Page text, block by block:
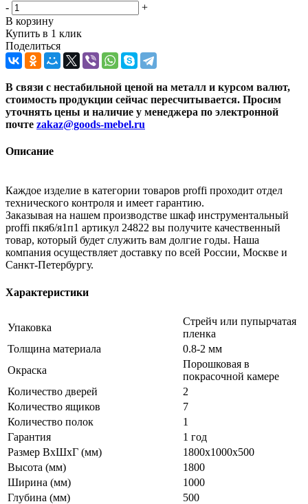
-
+
В корзину
Купить в 1 клик
Поделиться
В связи с нестабильной ценой на металл и курсом валют,
стоимость продукции сейчас пересчитывается. Просим
уточнять цены и наличие у менеджера по электронной
почте zakaz@goods-mebel.ru
Описание
Каждое изделие в категории товаров proffi проходит отдел
технического контроля и имеет гарантию.
Заказывая на нашем производстве шкаф инструментальный
proffi пкя6/я1п1 артикул 24822 вы получите качественный
товар, который будет служить вам долгие годы. Наша
компания осуществляет доставку по всей России, Москве и
Санкт-Петербургу.
Характеристики
Упаковка
Стрейч или пупырчатая
пленка
Толщина материала
0.8-2 мм
Окраска
Порошковая в
покрасочной камере
Количество дверей
2
Количество ящиков
7
Количество полок
1
Гарантия
1 год
Размер ВхШхГ (мм)
1800x1000x500
Высота (мм)
1800
Ширина (мм)
1000
Глубина (мм)
500